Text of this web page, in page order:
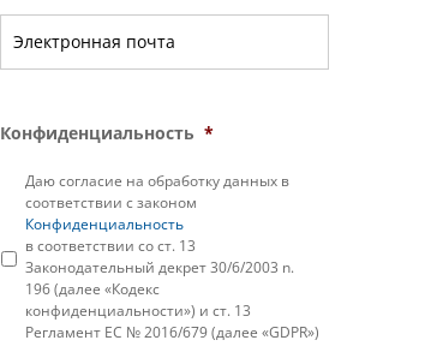
Конфиденциальность *
Даю согласие на обработку данных в
соответствии с законом
Конфиденциальность
в соответствии со ст. 13
Законодательный декрет 30/6/2003 n.
196 (далее «Кодекс
конфиденциальности») и ст. 13
Регламент ЕС № 2016/679 (далее «GDPR»)